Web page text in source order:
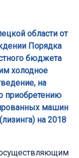
области от
Порядка
бюджета
холодное
на
приобретению
машин
на 2018